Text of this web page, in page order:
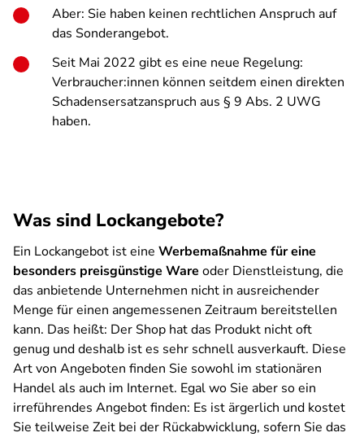
Aber: Sie haben keinen rechtlichen Anspruch auf
das Sonderangebot.
Seit Mai 2022 gibt es eine neue Regelung:
Verbraucher:innen können seitdem einen direkten
Schadensersatzanspruch aus § 9 Abs. 2 UWG
haben.
Was sind Lockangebote?
Ein Lockangebot ist eine Werbemaßnahme für eine
besonders preisgünstige Ware oder Dienstleistung, die
das anbietende Unternehmen nicht in ausreichender
Menge für einen angemessenen Zeitraum bereitstellen
kann. Das heißt: Der Shop hat das Produkt nicht oft
genug und deshalb ist es sehr schnell ausverkauft. Diese
Art von Angeboten finden Sie sowohl im stationären
Handel als auch im Internet. Egal wo Sie aber so ein
irreführendes Angebot finden: Es ist ärgerlich und kostet
Sie teilweise Zeit bei der Rückabwicklung, sofern Sie das